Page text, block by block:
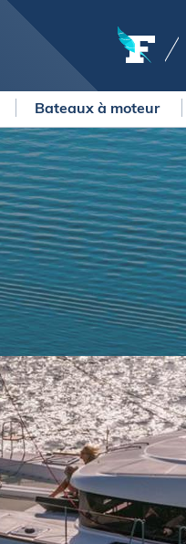
au large
Solitaire du Figaro Paprec
Paprec
Globe
Ultim Challenge
du Rhum - Destination
Café l'Or
Cup
en mer
Bateaux à moteur